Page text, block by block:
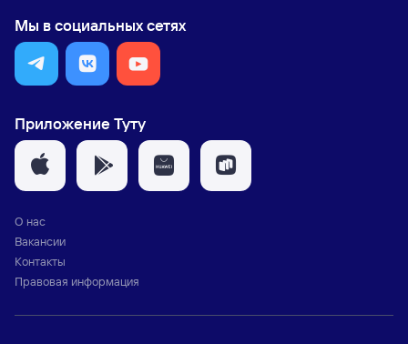
Мы в социальных сетях
Приложение Туту
О нас
Вакансии
Контакты
Правовая информация